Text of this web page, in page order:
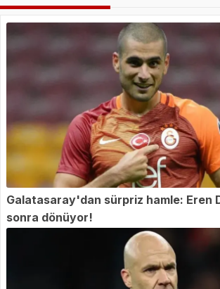
Galatasaray'dan sürpriz hamle: Eren
sonra dönüyor!